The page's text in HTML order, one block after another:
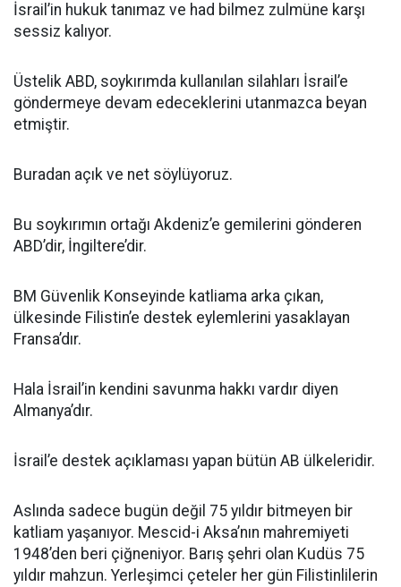
İsrail’in hukuk tanımaz ve had bilmez zulmüne karşı
sessiz kalıyor.
Üstelik ABD, soykırımda kullanılan silahları İsrail’e
göndermeye devam edeceklerini utanmazca beyan
etmiştir.
Buradan açık ve net söylüyoruz.
Bu soykırımın ortağı Akdeniz’e gemilerini gönderen
ABD’dir, İngiltere’dir.
BM Güvenlik Konseyinde katliama arka çıkan,
ülkesinde Filistin’e destek eylemlerini yasaklayan
Fransa’dır.
Hala İsrail’in kendini savunma hakkı vardır diyen
Almanya’dır.
İsrail’e destek açıklaması yapan bütün AB ülkeleridir.
Aslında sadece bugün değil 75 yıldır bitmeyen bir
katliam yaşanıyor. Mescid-i Aksa’nın mahremiyeti
1948’den beri çiğneniyor. Barış şehri olan Kudüs 75
yıldır mahzun. Yerleşimci çeteler her gün Filistinlilerin